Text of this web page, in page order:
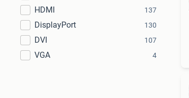
HDMI 137
DisplayPort 130
DVI 107
VGA 4